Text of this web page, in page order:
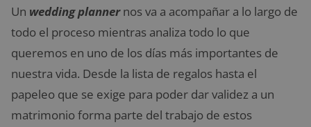
Un wedding plannernos va a acompañar a lo largo de
todo el proceso mientras analiza todo lo que
queremos en uno de los días más importantes de
nuestra vida. Desde la lista de regalos hasta el
papeleo que se exige para poder dar validez a un
matrimonio forma parte del trabajo de estos